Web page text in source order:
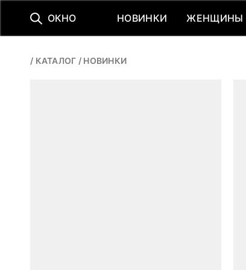
ОКНО НОВИНКИ
НОВИНКИ ЖЕНЩИНЫ
ЖЕНЩИНЫ
/ КАТАЛОГ / НОВИНКИ